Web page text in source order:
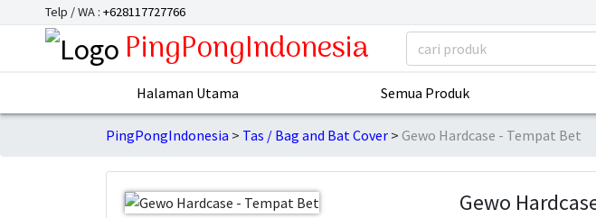
Telp / WA : +628117727766
PingPongIndonesia
Halaman Utama Semua Produk
PingPongIndonesia Tas / Bag and Bat Cover Gewo Hardcase - Tempat Bet
Gewo